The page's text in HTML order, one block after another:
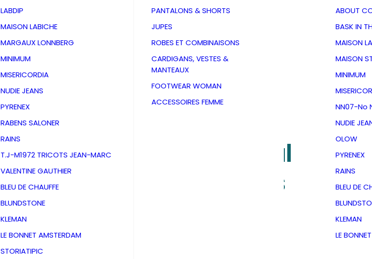
LABDIP
MAISON LABICHE
MARGAUX LONNBERG
MINIMUM
MISERICORDIA
NUDIE JEANS
PYRENEX
RABENS SALONER
RAINS
T.J-M1972 TRICOTS JEAN-MARC
VALENTINE GAUTHIER
BLEU DE CHAUFFE
BLUNDSTONE
KLEMAN
LE BONNET AMSTERDAM
STORIATIPIC
PANTALONS & SHORTS
JUPES
ROBES ET COMBINAISONS
CARDIGANS, VESTES &
MANTEAUX
FOOTWEAR WOMAN
ACCESSOIRES FEMME
ABOUT
BASK IN
MAISON
MAISON
MINIMUM
NN07-No
NUDIE
OLOW
PYRENEX
RAINS
BLEU DE
KLEMAN
LE
TShirt Ambla Postal
Dirty Chalk Rabens
79,00